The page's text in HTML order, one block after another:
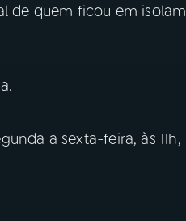
de quem ficou em
a sexta-feira, às 11h,